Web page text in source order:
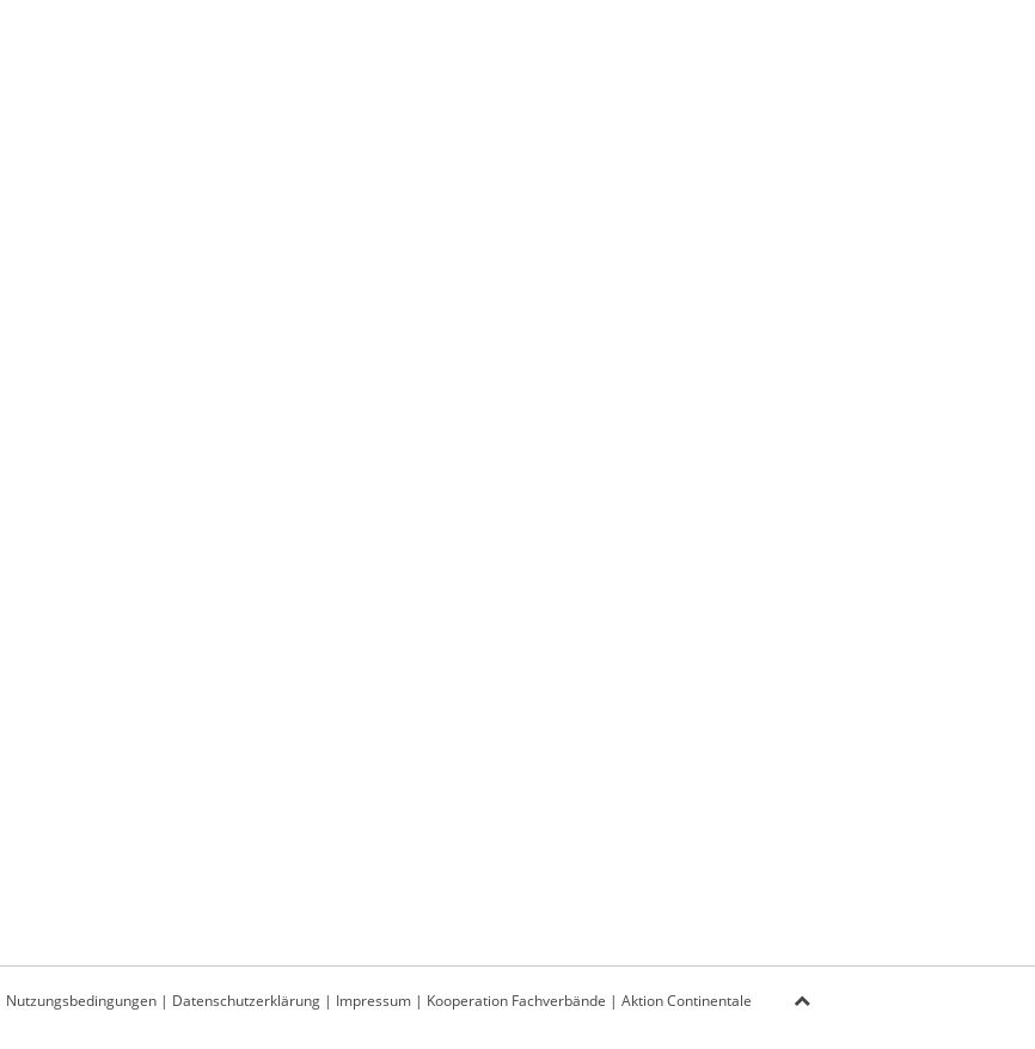
Nutzungsbedingungen| Datenschutzerklärung| Impressum| Kooperation Fachverbände | Aktion Continentale